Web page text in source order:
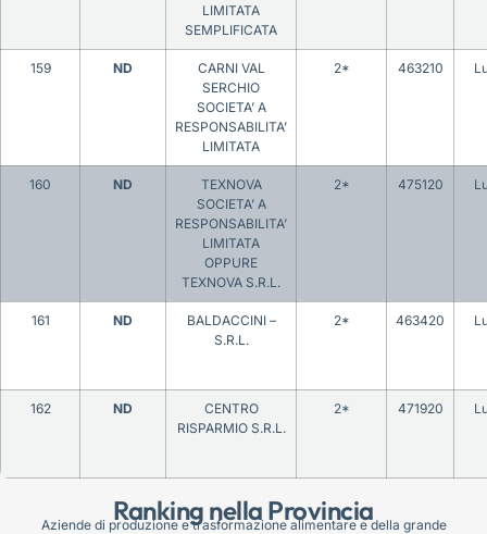
Ranking nella Provincia
LIMITATA
SEMPLIFICATA
159 ND
CARNI VAL
SERCHIO
SOCIETA’ A
RESPONSABILITA’
LIMITATA
2* 463210
160 ND
TEXNOVA
SOCIETA’ A
RESPONSABILITA’
LIMITATA
OPPURE
TEXNOVA S.R.L.
2* 475120
161 ND
BALDACCINI –
S.R.L.
2* 463420
162 ND
CENTRO
RISPARMIO S.R.L.
2* 471920
Aziende di produzione e trasformazione alimentare e della grande